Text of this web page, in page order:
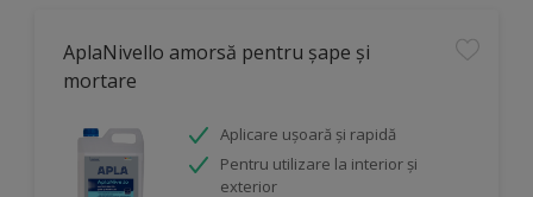
AplaNivello amorsă pentru șape și
mortare
Aplicare ușoară și rapidă
Pentru utilizare la interior și
exterior